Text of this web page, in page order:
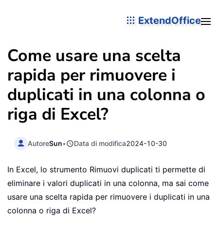
ExtendOffice
Come usare una scelta
rapida per rimuovere i
duplicati in una colonna o
riga di Excel?
AutoreSun• Data di modifica2024-10-30
In Excel, lo strumento Rimuovi duplicati ti permette di
eliminare i valori duplicati in una colonna, ma sai come
usare una scelta rapida per rimuovere i duplicati in una
colonna o riga di Excel?